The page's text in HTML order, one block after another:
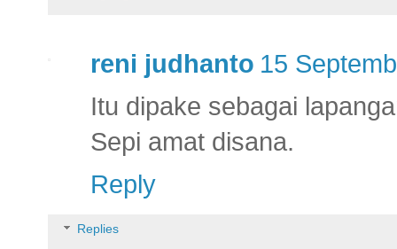
reni judhanto 15
Itu dipake sebagai
Sepi amat disana.
Reply
Replies